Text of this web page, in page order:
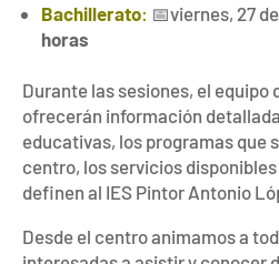
Bachillerato: 📅viernes, 27
horas
Durante las sesiones, el
ofrecerán información
educativas, los programas que
centro, los servicios
definen al IES Pintor Antonio
Desde el centro animamos a